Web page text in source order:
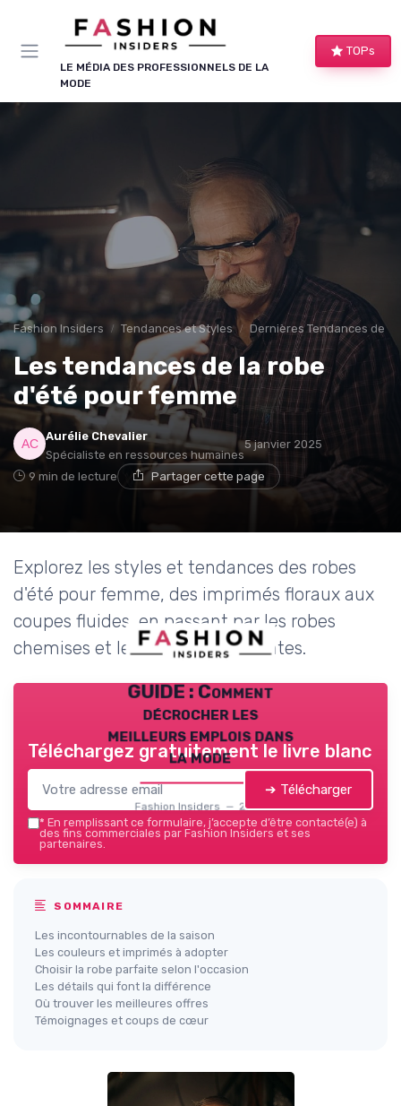
LE MÉDIA DES PROFESSIONNELS DE LA
MODE
TOPs
Fashion Insiders Tendances et Styles Dernières Tendances de
Les tendances de la robe
d'été pour femme
Aurélie Chevalier
Spécialiste en ressources humaines
5 janvier 2025
9 min de lecture Partager cette page
Explorez les styles et tendances des robes
d'été pour femme, des imprimés floraux aux
coupes fluides, en passant par les robes
chemises et les couleurs éclatantes.
GUIDE : Comment
décrocher les
meilleurs emplois dans
la mode
Fashion Insiders — 2026
Téléchargez gratuitement le livre blanc
➔ Télécharger
* En remplissant ce formulaire, j’accepte d’être contacté(e) à
des fins commerciales par Fashion Insiders et ses
partenaires.
SOMMAIRE
Les incontournables de la saison
Les couleurs et imprimés à adopter
Choisir la robe parfaite selon l'occasion
Les détails qui font la différence
Où trouver les meilleures offres
Témoignages et coups de cœur